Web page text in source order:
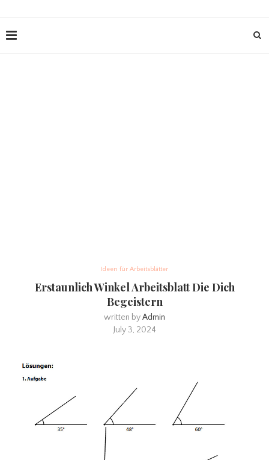
Ideen für Arbeitsblätter
Erstaunlich Winkel Arbeitsblatt Die Dich
Begeistern
written byAdmin
July 3, 2024